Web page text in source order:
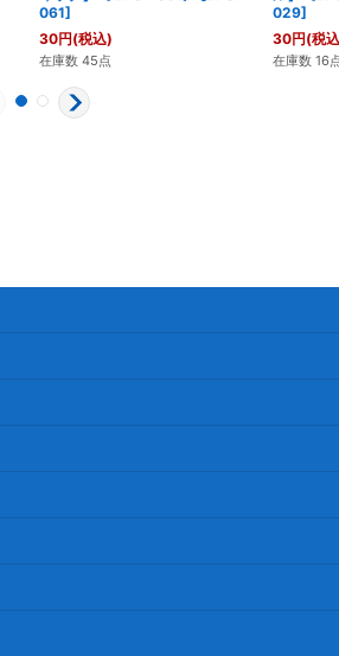
061]
30円(税込)
在庫数 45点
029]
30円(税
在庫数 16